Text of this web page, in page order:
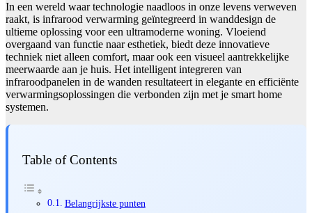
In een wereld waar technologie naadloos in onze levens verweven
raakt, is infrarood verwarming geïntegreerd in wanddesign de
ultieme oplossing voor een ultramoderne woning. Vloeiend
overgaand van functie naar esthetiek, biedt deze innovatieve
techniek niet alleen comfort, maar ook een visueel aantrekkelijke
meerwaarde aan je huis. Het intelligent integreren van
infraroodpanelen in de wanden resultateert in elegante en efficiënte
verwarmingsoplossingen die verbonden zijn met je smart home
systemen.
Table of Contents
Belangrijkste punten